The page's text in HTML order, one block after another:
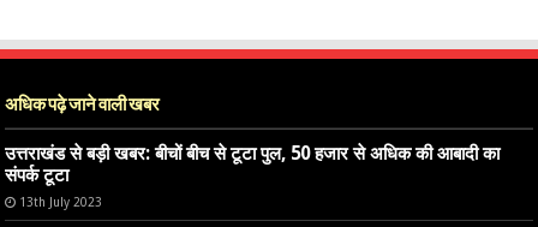
अधिक पढ़े जाने वाली खबर
उत्तराखंड से बड़ी खबर: बीचों बीच से टूटा पुल, 50 हजार से अधिक की आबादी का
संपर्क टूटा
13th July 2023